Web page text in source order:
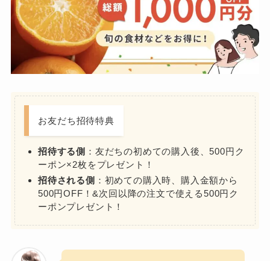
お友だち招待特典
招待する側 ：友だちの初めての購入後、500円ク
ーポン×2枚をプレゼント！
招待される側 ：初めての購入時、購入金額から
500円OFF！&次回以降の注文で使える500円ク
ーポンプレゼント！